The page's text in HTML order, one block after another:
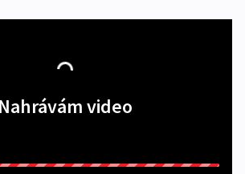
Nahrávám video